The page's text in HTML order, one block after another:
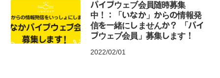
パイプウェブ会員随時募集
中！：「いなか」からの情報発
信を一緒にしませんか？ 「パイ
プウェブ会員」募集します！
2022/02/01